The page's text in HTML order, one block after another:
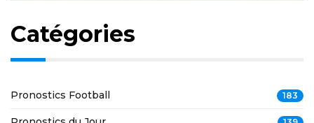
Catégories
Pronostics Football 183